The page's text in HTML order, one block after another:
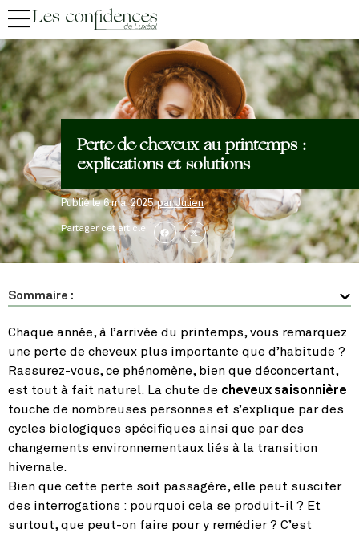
Perte de cheveux au printemps :
explications et solutions
Publié le6 mai 2025 parJulien
Partager cet article
Sommaire :
Chaque année, à l’arrivée du printemps, vous remarquez
une perte de cheveux plus importante que d’habitude ?
Rassurez-vous, ce phénomène, bien que déconcertant,
est tout à fait naturel. La chute de cheveux saisonnière
touche de nombreuses personnes et s’explique par des
cycles biologiques spécifiques ainsi que par des
changements environnementaux liés à la transition
hivernale.
Bien que cette perte soit passagère, elle peut susciter
des interrogations : pourquoi cela se produit-il ? Et
surtout, que peut-on faire pour y remédier ? C’est